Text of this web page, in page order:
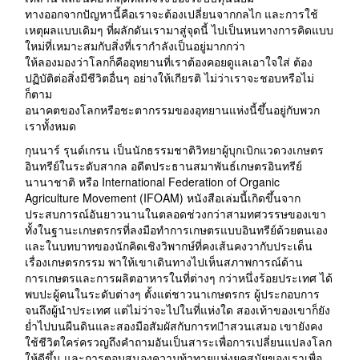
ทางออกจากปัญหานี้คือเราจะต้องเปลี่ยนจากกลไก และการใช้
เหตุผลแบบเดิมๆ ที่ผลักดันเรามาสู่จุดนี้ ไปเป็นหนทางการคิดแบบ
ใหม่ที่เหมาะสมกับสิ่งที่เรากำลังเป็นอยู่มากกว่า
ให้ลองมองว่าโลกก็คืออุทยานที่เราต้องคอยดูแลเอาใจใส่ ต้อง
ปฏิบัติต่อสิ่งมีชีวิตอื่นๆ อย่างให้เกียรติ ไม่ว่าเราจะชอบหรือไม่
ก็ตาม
อนาคตของโลกหรือชะตากรรมของอุทยานแห่งนี้ขึ้นอยู่กับพวก
เราทั้งหมด
กุนนาร์ รุนด์เกรน เป็นนักธรรมชาติวิทยาผู้บุกเบิกแวดวงเกษตร
อินทรีย์ในระดับสากล อดีตประธานสมาพันธ์เกษตรอินทรีย์
นานาชาติ หรือ International Federation of Organic
Agriculture Movement (IFOAM) หนังสือเล่มนี้เกิดขึ้นจาก
ประสบการณ์อันยาวนานในตลอดช่วงกว่าสามทศวรรษของเขา
ทั้งในฐานะเกษตรกรที่ลงมือทำการเกษตรแบบอินทรีย์ด้วยตนเอง
และในบทบาทของนักคิดเชิงวิพากษ์ที่คงเส้นคงวากับประเด็น
เรื่องเกษตรกรรม พาให้เขาเดินทางไปเห็นสภาพการณ์ด้าน
การเกษตรและการผลิตอาหารในที่ต่างๆ กว่าหนึ่งร้อยประเทศ ได้
พบปะผู้คนในระดับต่างๆ ตั้งแต่ชาวนาเกษตรกร ผู้ประกอบการ
จนถึงผู้นำประเทศ แต่ไม่ว่าจะไปในที่แห่งใด สองเท้าของเขาก็ยัง
ย่ำไปบนผืนดินและสองมือสัมผัสกับการท􀁬ำสวนเสมอ เขายังคง
ใช้ชีวิตใคร่ครวญถึงคำถามอันเป็นสาระเพื่อการเปลี่ยนแปลงโลก